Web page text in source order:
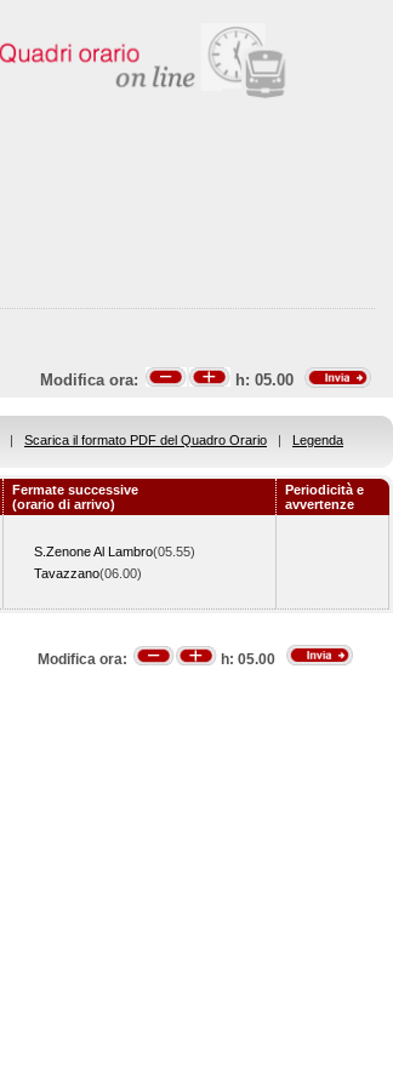
Modifica ora: h: 05.00
| Scarica il formato PDF del Quadro Orario | Legenda
Fermate successive
(orario di arrivo)
Periodicità e
avvertenze
S.Zenone Al Lambro(05.55)
Tavazzano(06.00)
Modifica ora: h: 05.00